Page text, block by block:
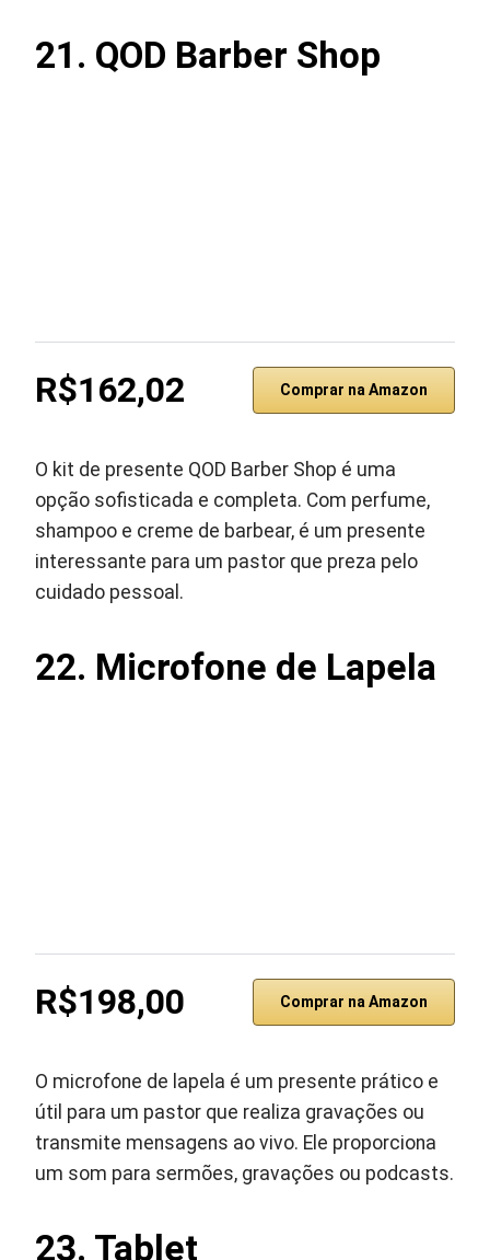
21. QOD Barber Shop
R$162,02 Comprar na Amazon
O kit de presente QOD Barber Shop é uma
opção sofisticada e completa. Com perfume,
shampoo e creme de barbear, é um presente
interessante para um pastor que preza pelo
cuidado pessoal.
22. Microfone de Lapela
R$198,00 Comprar na Amazon
O microfone de lapela é um presente prático e
útil para um pastor que realiza gravações ou
transmite mensagens ao vivo. Ele proporciona
um som para sermões, gravações ou podcasts.
23. Tablet